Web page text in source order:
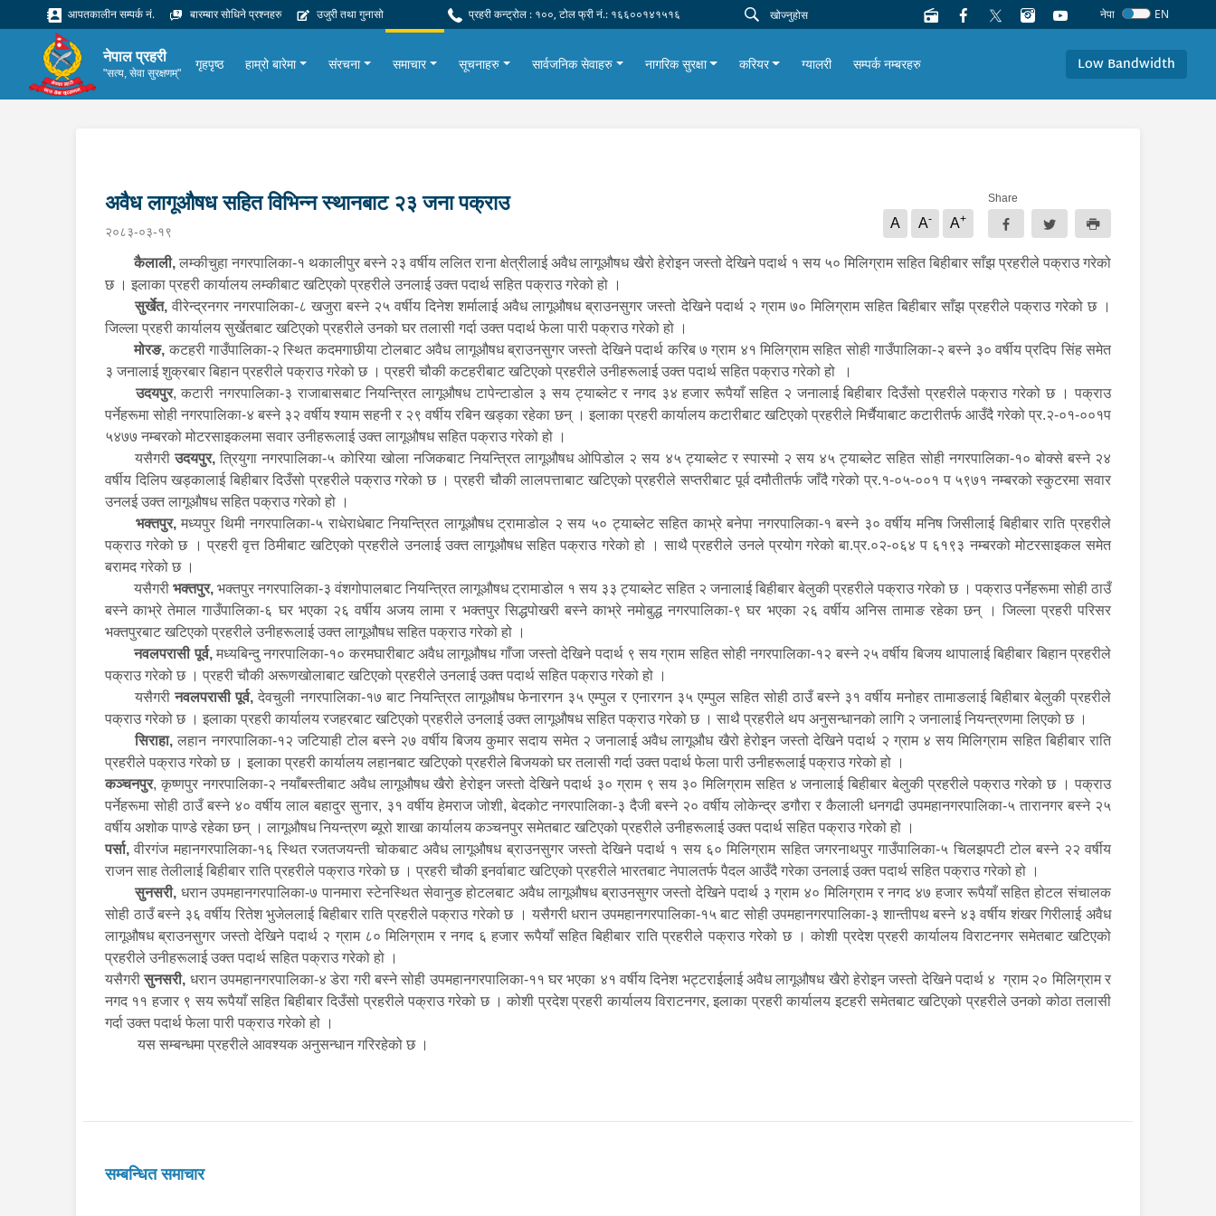
आपतकालीन सम्पर्क नं. बारम्बार सोधिने प्रश्नहरु उजुरी तथा गुनासो प्रहरी कन्ट्रोल : १००, टोल फ्री नं.: १६६००१४१५१६ नेपा EN
नेपाल प्रहरी
"सत्य, सेवा सुरक्षणम्"
गृहपृष्ठ हाम्रो बारेमा संरचना समाचार सूचनाहरु सार्वजनिक सेवाहरु नागरिक सुरक्षा करियर ग्यालरी सम्पर्क नम्बरहरु Low Bandwidth
अवैध लागूऔषध सहित विभिन्न स्थानबाट २३ जना पक्राउ
२०८३-०३-१९
A A- A+
Share
कैलाली,लम्कीचुहा नगरपालिका-१ थकालीपुर बस्ने २३ वर्षीय ललित राना क्षेत्रीलाई अवैध लागूऔषध खैरो हेरोइन जस्तो देखिने पदार्थ १ सय ५० मिलिग्राम सहित बिहीबार साँझ प्रहरीले पक्राउ गरेको
छ । इलाका प्रहरी कार्यालय लम्कीबाट खटिएको प्रहरीले उनलाई उक्त पदार्थ सहित पक्राउ गरेको हो ।
सुर्खेत, वीरेन्द्रनगर नगरपालिका-८ खजुरा बस्ने २५ वर्षीय दिनेश शर्मालाई अवैध लागूऔषध ब्राउनसुगर जस्तो देखिने पदार्थ २ ग्राम ७० मिलिग्राम सहित बिहीबार साँझ प्रहरीले पक्राउ गरेको छ ।
जिल्ला प्रहरी कार्यालय सुर्खेतबाट खटिएको प्रहरीले उनको घर तलासी गर्दा उक्त पदार्थ फेला पारी पक्राउ गरेको हो ।
मोरङ, कटहरी गाउँपालिका-२ स्थित कदमगाछीया टोलबाट अवैध लागूऔषध ब्राउनसुगर जस्तो देखिने पदार्थ करिब ७ ग्राम ४१ मिलिग्राम सहित सोही गाउँपालिका-२ बस्ने ३० वर्षीय प्रदिप सिंह समेत
३ जनालाई शुक्रबार बिहान प्रहरीले पक्राउ गरेको छ । प्रहरी चौकी कटहरीबाट खटिएको प्रहरीले उनीहरूलाई उक्त पदार्थ सहित पक्राउ गरेको हो ।
उदयपुर, कटारी नगरपालिका-३ राजाबासबाट नियन्त्रित लागूऔषध टापेन्टाडोल ३ सय ट्याब्लेट र नगद ३४ हजार रूपैयाँ सहित २ जनालाई बिहीबार दिउँसो प्रहरीले पक्राउ गरेको छ । पक्राउ
पर्नेहरूमा सोही नगरपालिका-४ बस्ने ३२ वर्षीय श्याम सहनी र २९ वर्षीय रबिन खड्का रहेका छन् । इलाका प्रहरी कार्यालय कटारीबाट खटिएको प्रहरीले मिर्चैयाबाट कटारीतर्फ आउँदै गरेको प्र.२-०१-००१प
५४७७ नम्बरको मोटरसाइकलमा सवार उनीहरूलाई उक्त लागूऔषध सहित पक्राउ गरेको हो ।
यसैगरीउदयपुर,त्रियुगा नगरपालिका-५ कोरिया खोला नजिकबाट नियन्त्रित लागूऔषध ओपिडोल २ सय ४५ ट्याब्लेट र स्पास्मो २ सय ४५ ट्याब्लेट सहित सोही नगरपालिका-१० बोक्से बस्ने २४
वर्षीय दिलिप खड्कालाई बिहीबार दिउँसो प्रहरीले पक्राउ गरेको छ । प्रहरी चौकी लालपत्ताबाट खटिएको प्रहरीले सप्तरीबाट पूर्व दमौतीतर्फ जाँदै गरेको प्र.१-०५-००१ प ५९७१ नम्बरको स्कुटरमा सवार
उनलई उक्त लागूऔषध सहित पक्राउ गरेको हो ।
भक्तपुर,मध्यपुर थिमी नगरपालिका-५ राधेराधेबाट नियन्त्रित लागूऔषध ट्रामाडोल २ सय ५० ट्याब्लेट सहित काभ्रे बनेपा नगरपालिका-१ बस्ने ३० वर्षीय मनिष जिसीलाई बिहीबार राति प्रहरीले
पक्राउ गरेको छ । प्रहरी वृत्त ठिमीबाट खटिएको प्रहरीले उनलाई उक्त लागूऔषध सहित पक्राउ गरेको हो । साथै प्रहरीले उनले प्रयोग गरेको बा.प्र.०२-०६४ प ६१९३ नम्बरको मोटरसाइकल समेत
बरामद गरेको छ ।
यसैगरी भक्तपुर, भक्तपुर नगरपालिका-३ वंशगोपालबाट नियन्त्रित लागूऔषध ट्रामाडोल १ सय ३३ ट्याब्लेट सहित २ जनालाई बिहीबार बेलुकी प्रहरीले पक्राउ गरेको छ । पक्राउ पर्नेहरूमा सोही ठाउँ
बस्ने काभ्रे तेमाल गाउँपालिका-६ घर भएका २६ वर्षीय अजय लामा र भक्तपुर सिद्धपोखरी बस्ने काभ्रे नमोबुद्ध नगरपालिका-९ घर भएका २६ वर्षीय अनिस तामाङ रहेका छन् । जिल्ला प्रहरी परिसर
भक्तपुरबाट खटिएको प्रहरीले उनीहरूलाई उक्त लागूऔषध सहित पक्राउ गरेको हो ।
नवलपरासी पूर्व, मध्यबिन्दु नगरपालिका-१० करमघारीबाट अवैध लागूऔषध गाँजा जस्तो देखिने पदार्थ ९ सय ग्राम सहित सोही नगरपालिका-१२ बस्ने २५ वर्षीय बिजय थापालाई बिहीबार बिहान प्रहरीले
पक्राउ गरेको छ । प्रहरी चौकी अरूणखोलाबाट खटिएको प्रहरीले उनलाई उक्त पदार्थ सहित पक्राउ गरेको हो ।
यसैगरीनवलपरासी पूर्व,देवचुली नगरपालिका-१७ बाट नियन्त्रित लागूऔषध फेनारगन ३५ एम्पुल र एनारगन ३५ एम्पुल सहित सोही ठाउँ बस्ने ३१ वर्षीय मनोहर तामाङलाई बिहीबार बेलुकी प्रहरीले
पक्राउ गरेको छ । इलाका प्रहरी कार्यालय रजहरबाट खटिएको प्रहरीले उनलाई उक्त लागूऔषध सहित पक्राउ गरेको छ । साथै प्रहरीले थप अनुसन्धानको लागि २ जनालाई नियन्त्रणमा लिएको छ ।
सिराहा,लहान नगरपालिका-१२ जटियाही टोल बस्ने २७ वर्षीय बिजय कुमार सदाय समेत २ जनालाई अवैध लागूऔध खैरो हेरोइन जस्तो देखिने पदार्थ २ ग्राम ४ सय मिलिग्राम सहित बिहीबार राति
प्रहरीले पक्राउ गरेको छ । इलाका प्रहरी कार्यालय लहानबाट खटिएको प्रहरीले बिजयको घर तलासी गर्दा उक्त पदार्थ फेला पारी उनीहरूलाई पक्राउ गरेको हो ।
कञ्चनपुर, कृष्णपुर नगरपालिका-२ नयाँबस्तीबाट अवैध लागूऔषध खैरो हेरोइन जस्तो देखिने पदार्थ ३० ग्राम ९ सय ३० मिलिग्राम सहित ४ जनालाई बिहीबार बेलुकी प्रहरीले पक्राउ गरेको छ । पक्राउ
पर्नेहरूमा सोही ठाउँ बस्ने ४० वर्षीय लाल बहादुर सुनार, ३१ वर्षीय हेमराज जोशी, बेदकोट नगरपालिका-३ दैजी बस्ने २० वर्षीय लोकेन्द्र डगौरा र कैलाली धनगढी उपमहानगरपालिका-५ तारानगर बस्ने २५
वर्षीय अशोक पाण्डे रहेका छन् । लागूऔषध नियन्त्रण ब्यूरो शाखा कार्यालय कञ्चनपुर समेतबाट खटिएको प्रहरीले उनीहरूलाई उक्त पदार्थ सहित पक्राउ गरेको हो ।
पर्सा, वीरगंज महानगरपालिका-१६ स्थित रजतजयन्ती चोकबाट अवैध लागूऔषध ब्राउनसुगर जस्तो देखिने पदार्थ १ सय ६० मिलिग्राम सहित जगरनाथपुर गाउँपालिका-५ चिलझपटी टोल बस्ने २२ वर्षीय
राजन साह तेलीलाई बिहीबार राति प्रहरीले पक्राउ गरेको छ । प्रहरी चौकी इनर्वाबाट खटिएको प्रहरीले भारतबाट नेपालतर्फ पैदल आउँदै गरेका उनलाई उक्त पदार्थ सहित पक्राउ गरेको हो ।
सुनसरी,धरान उपमहानगरपालिका-७ पानमारा स्टेनस्थित सेवानुङ होटलबाट अवैध लागूऔषध ब्राउनसुगर जस्तो देखिने पदार्थ ३ ग्राम ४० मिलिग्राम र नगद ४७ हजार रूपैयाँ सहित होटल संचालक
सोही ठाउँ बस्ने ३६ वर्षीय रितेश भुजेललाई बिहीबार राति प्रहरीले पक्राउ गरेको छ । यसैगरी धरान उपमहानगरपालिका-१५ बाट सोही उपमहानगरपालिका-३ शान्तीपथ बस्ने ४३ वर्षीय शंखर गिरीलाई अवैध
लागूऔषध ब्राउनसुगर जस्तो देखिने पदार्थ २ ग्राम ८० मिलिग्राम र नगद ६ हजार रूपैयाँ सहित बिहीबार राति प्रहरीले पक्राउ गरेको छ । कोशी प्रदेश प्रहरी कार्यालय विराटनगर समेतबाट खटिएको
प्रहरीले उनीहरूलाई उक्त पदार्थ सहित पक्राउ गरेको हो ।
यसैगरीसुनसरी, धरान उपमहानगरपालिका-४ डेरा गरी बस्ने सोही उपमहानगरपालिका-११ घर भएका ४१ वर्षीय दिनेश भट्टराईलाई अवैध लागूऔषध खैरो हेरोइन जस्तो देखिने पदार्थ ४ ग्राम २० मिलिग्राम र
नगद ११ हजार ९ सय रूपैयाँ सहित बिहीबार दिउँसो प्रहरीले पक्राउ गरेको छ । कोशी प्रदेश प्रहरी कार्यालय विराटनगर, इलाका प्रहरी कार्यालय इटहरी समेतबाट खटिएको प्रहरीले उनको कोठा तलासी
गर्दा उक्त पदार्थ फेला पारी पक्राउ गरेको हो ।
यस सम्बन्धमा प्रहरीले आवश्यक अनुसन्धान गरिरहेको छ ।
सम्बन्धित समाचार